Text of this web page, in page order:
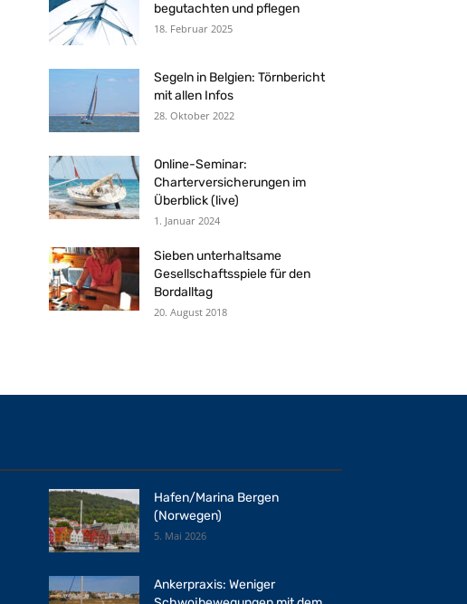
begutachten und pflegen
18. Februar 2025
Segeln in Belgien: Törnbericht
mit allen Infos
28. Oktober 2022
Online-Seminar:
Charterversicherungen im
Überblick (live)
1. Januar 2024
Sieben unterhaltsame
Gesellschaftsspiele für den
Bordalltag
20. August 2018
Hafen/Marina Bergen
(Norwegen)
5. Mai 2026
Ankerpraxis: Weniger